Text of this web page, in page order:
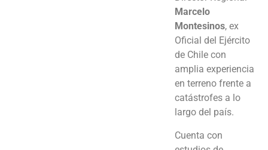
Marcelo
Montesinos, ex
Oficial del Ejército
de Chile con
amplia experiencia
en terreno frente a
catástrofes a lo
largo del país.
Cuenta con